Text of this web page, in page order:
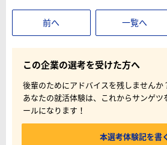
前へ 一覧へ
この企業の選考を受けた方へ
後輩のためにアドバイスを残しませんか
あなたの就活体験は、これからサンゲツ
ールになります！
本選考体験記を書